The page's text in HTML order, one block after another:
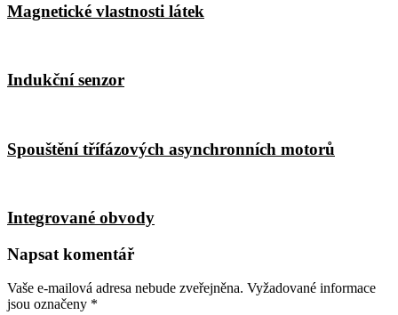
Magnetické vlastnosti látek
Indukční senzor
Spouštění třífázových asynchronních motorů
Integrované obvody
Napsat komentář
Vaše e-mailová adresa nebude zveřejněna. Vyžadované informace
jsou označeny *